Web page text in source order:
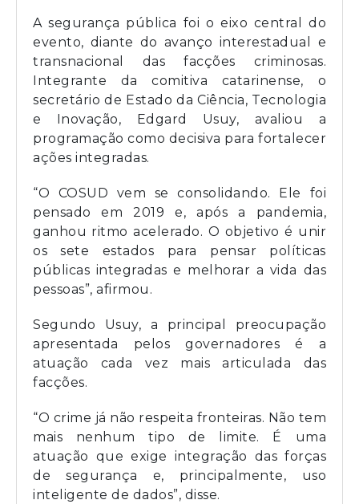
A segurança pública foi o eixo central do
evento, diante do avanço interestadual e
transnacional das facções criminosas.
Integrante da comitiva catarinense, o
secretário de Estado da Ciência, Tecnologia
e Inovação, Edgard Usuy, avaliou a
programação como decisiva para fortalecer
ações integradas.
“O COSUD vem se consolidando. Ele foi
pensado em 2019 e, após a pandemia,
ganhou ritmo acelerado. O objetivo é unir
os sete estados para pensar políticas
públicas integradas e melhorar a vida das
pessoas”, afirmou.
Segundo Usuy, a principal preocupação
apresentada pelos governadores é a
atuação cada vez mais articulada das
facções.
“O crime já não respeita fronteiras. Não tem
mais nenhum tipo de limite. É uma
atuação que exige integração das forças
de segurança e, principalmente, uso
inteligente de dados”, disse.